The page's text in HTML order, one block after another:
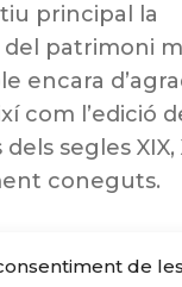
de
principal la
patrimoni
encara
com l’edició
segles XIX,
coneguts.